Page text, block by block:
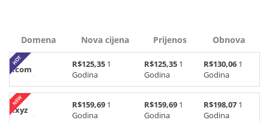
Domena Nova cijena Prijenos Obnova
.com R$125,35 1
Godina
R$125,35 1
Godina
R$130,06 1
Godina
.xyz R$159,69 1
Godina
R$159,69 1
Godina
R$198,07 1
Godina